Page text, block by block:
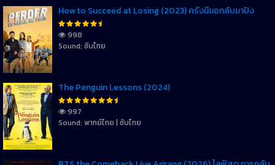
How to Succeed at Losing (2023) ครั้งนี้ขอกลับมาปัง
998
Sound: ซับไทย
The Penguin Lessons (2024)
997
Sound: พากย์ไทย | ซับไทย